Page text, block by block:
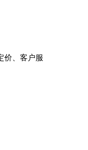
价、客户服